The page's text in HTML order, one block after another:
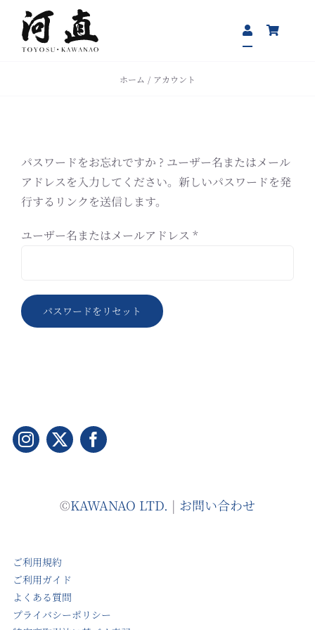
content
ホーム アカウント
パスワードをお忘れですか ? ユーザー名またはメール
アドレスを入力してください。新しいパスワードを発
行するリンクを送信します。
ユーザー名またはメールアドレス *必
パスワードをリセット
©KAWANAO LTD. | お問い合わせ
ご利用規約
ご利用ガイド
よくある質問
プライバシーポリシー